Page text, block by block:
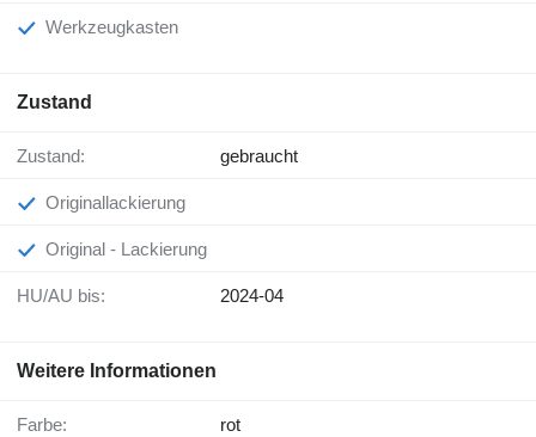
Werkzeugkasten
Zustand
Zustand: gebraucht
Originallackierung
Original - Lackierung
HU/AU bis: 2024-04
Weitere Informationen
Farbe: rot